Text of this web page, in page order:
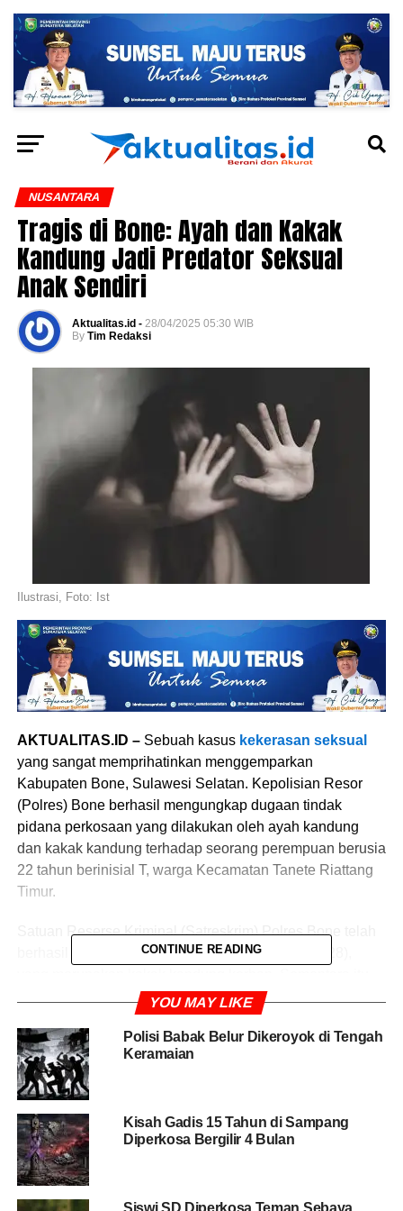
NUSANTARA
Tragis di Bone: Ayah dan Kakak
Kandung Jadi Predator Seksual
Anak Sendiri
Aktualitas.id - 28/04/2025 05:30 WIB
By Tim Redaksi
Ilustrasi, Foto: Ist
AKTUALITAS.ID –Sebuah kasus kekerasan seksual
yang sangat memprihatinkan menggemparkan
Kabupaten Bone, Sulawesi Selatan. Kepolisian Resor
(Polres) Bone berhasil mengungkap dugaan tindak
pidana perkosaan yang dilakukan oleh ayah kandung
dan kakak kandung terhadap seorang perempuan berusia
22 tahun berinisial T, warga Kecamatan Tanete Riattang
Timur.
Satuan Reserse Kriminal (Satreskrim) Polres Bone telah
berhasil menangkap salah satu pelaku, yakni H (28),
pelaku utama lainnya, J (50), yang tak lain adalah ayah
kandung korban, saat ini masih dalam pengejaran pihak
kepolisian.
“Pelaku merupakan kakak dan ayah kandung korban.
Dari dua pelaku, baru satu yang kami amankan, yaitu
kakaknya. Ayah kandungnya masih dalam pencarian,”
tegas Kepala Satreskrim Polres Bone, Inspektur Satu
Alvin Aji Kurniawan, melalui keterangan tertulis pada
Minggu (27/4/2025).
CONTINUE READING
YOU MAY LIKE
Polisi Babak Belur Dikeroyok di Tengah
Keramaian
Kisah Gadis 15 Tahun di Sampang
Diperkosa Bergilir 4 Bulan
Siswi SD Diperkosa Teman Sebaya